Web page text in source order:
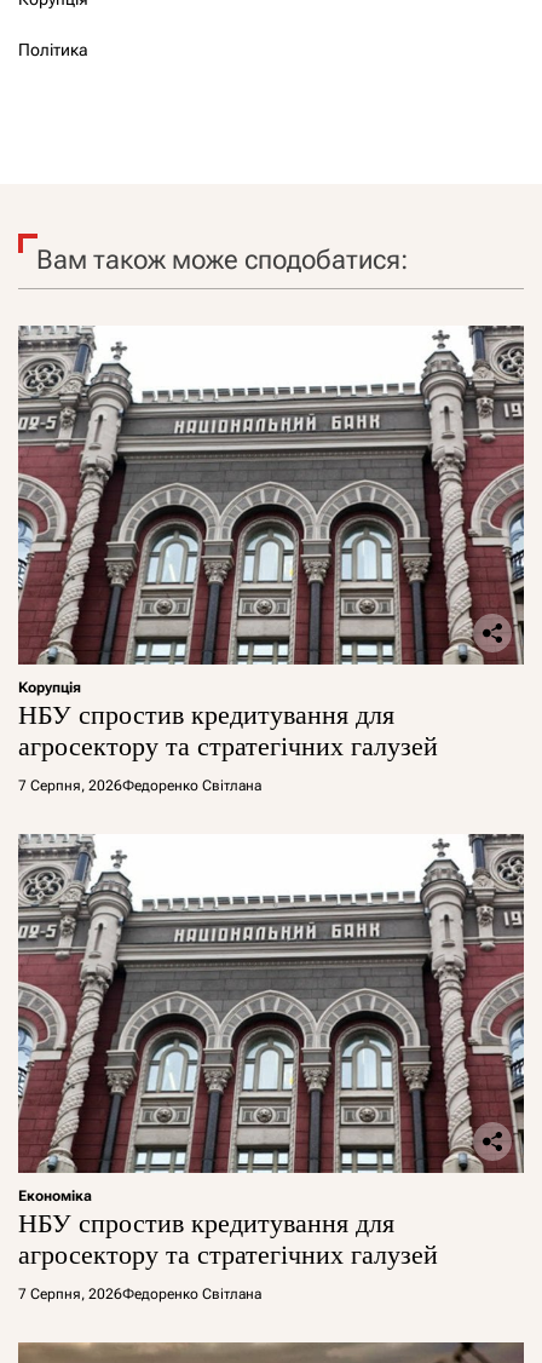
Політика
Вам також може сподобатися:
Корупція
НБУ спростив кредитування для
агросектору та стратегічних галузей
7 Серпня, 2026Федоренко Світлана
Економіка
НБУ спростив кредитування для
агросектору та стратегічних галузей
7 Серпня, 2026Федоренко Світлана